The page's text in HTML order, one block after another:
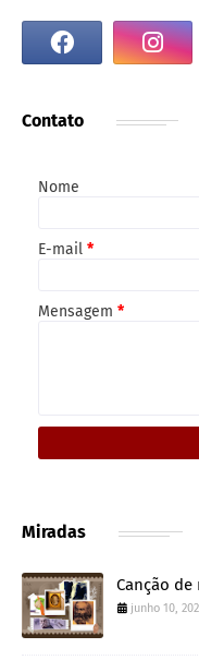
Contato
Nome
E-mail *
Mensagem *
Miradas
Canção
junho 10,